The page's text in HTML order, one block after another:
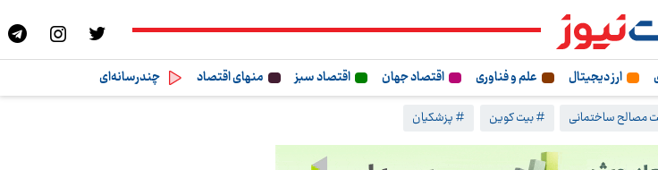
ارز دیجیتال علم و فناوری اقتصاد جهان اقتصاد سبز منهای اقتصاد
چندرسانه‌ای
مصالح ساختمانی # بیت کوین # پزشکیان